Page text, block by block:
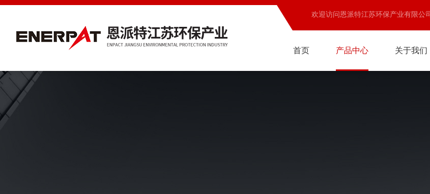
欢迎访问恩派特江苏环保产业有限公
首页 产品中心 关于我们